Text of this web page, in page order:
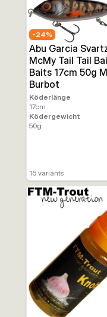
-24%
Abu Garcia
McMy Tail Tail
Baits 17cm 50g
Burbot
Köderlänge
17cm
Ködergewicht
50g
16 variants